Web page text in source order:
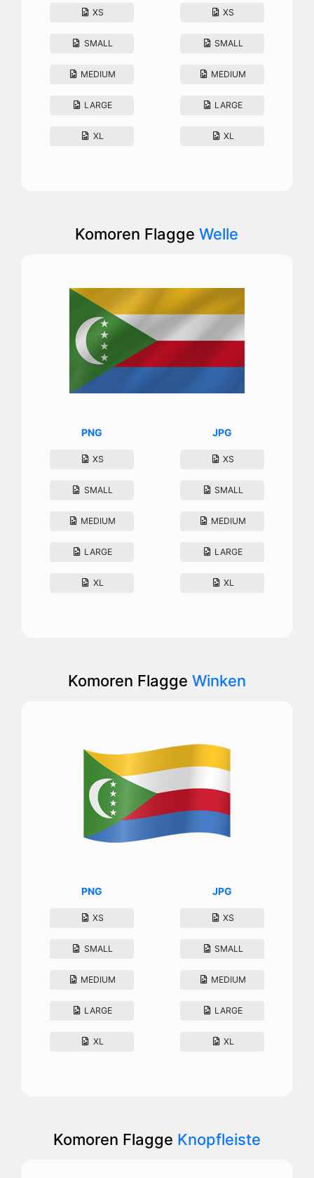
XS
SMALL
MEDIUM
LARGE
XL
XS
SMALL
MEDIUM
LARGE
XL
Komoren FlaggeWelle
PNG
XS
SMALL
MEDIUM
LARGE
XL
JPG
XS
SMALL
MEDIUM
LARGE
XL
Komoren Flagge Winken
PNG
XS
SMALL
MEDIUM
LARGE
XL
JPG
XS
SMALL
MEDIUM
LARGE
XL
Komoren Flagge Knopfleiste